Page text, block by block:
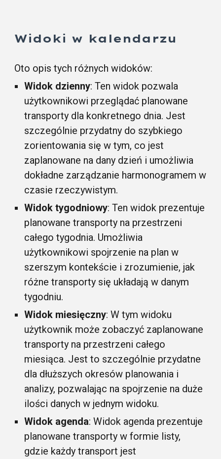
Widoki w kalendarzu
Oto opis tych różnych widoków:
Widok dzienny: Ten widok pozwala
użytkownikowi przeglądać planowane
transporty dla konkretnego dnia. Jest
szczególnie przydatny do szybkiego
zorientowania się w tym, co jest
zaplanowane na dany dzień i umożliwia
dokładne zarządzanie harmonogramem w
czasie rzeczywistym.
Widok tygodniowy: Ten widok prezentuje
planowane transporty na przestrzeni
całego tygodnia. Umożliwia
użytkownikowi spojrzenie na plan w
szerszym kontekście i zrozumienie, jak
różne transporty się układają w danym
tygodniu.
Widok miesięczny: W tym widoku
użytkownik może zobaczyć zaplanowane
transporty na przestrzeni całego
miesiąca. Jest to szczególnie przydatne
dla dłuższych okresów planowania i
analizy, pozwalając na spojrzenie na duże
ilości danych w jednym widoku.
Widok agenda: Widok agenda prezentuje
planowane transporty w formie listy,
gdzie każdy transport jest